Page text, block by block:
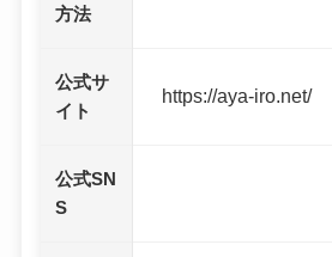
方法
公式サ
イト
https://aya-iro.net/
公式SN
S